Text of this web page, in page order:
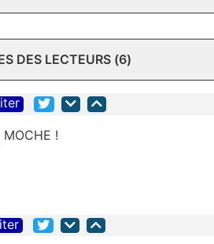
DES LECTEURS (6)
!